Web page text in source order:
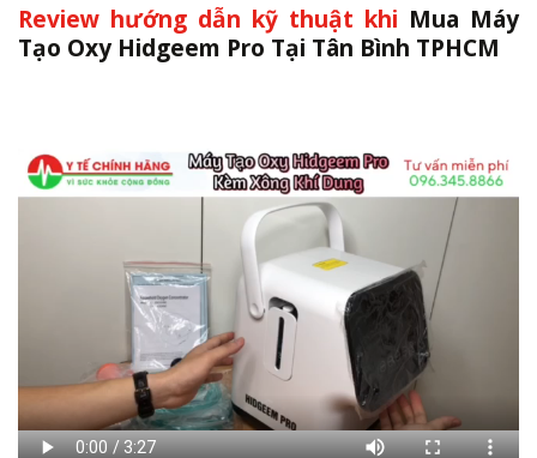
Review hướng dẫn kỹ thuật khi Mua Máy
Tạo Oxy Hidgeem Pro Tại Tân Bình TPHCM